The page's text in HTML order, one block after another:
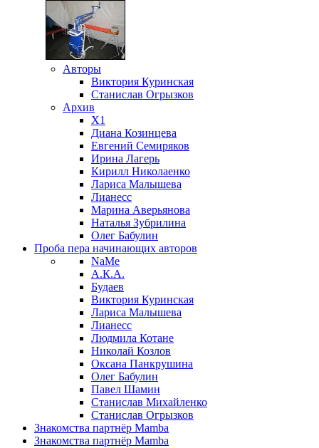
Авторы
Виктория Куринская
Станислав Огрызков
Архив
X1
Диана Козинцева
Евгений Семиряков
Ирина Лагерь
Кирилл Николаенко
Лариса Малышева
Лианесс
Марина Аверьянова
Наталья Зубрилина
Олег Бабулин
Проба пера начинающих авторов
NaMe
А.К.А.
Будаев
Виктория Куринская
Лариса Малышева
Лианесс
Людмила Котане
Николай Козлов
Оксана Панкрушина
Олег Бабулин
Павел Шамин
Станислав Михайленко
Станислав Огрызков
Знакомства партнёр Mamba
Знакомства партнёр Mamba